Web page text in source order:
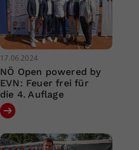
17.06.2024
NÖ Open powered by
EVN: Feuer frei für
die 4. Auflage